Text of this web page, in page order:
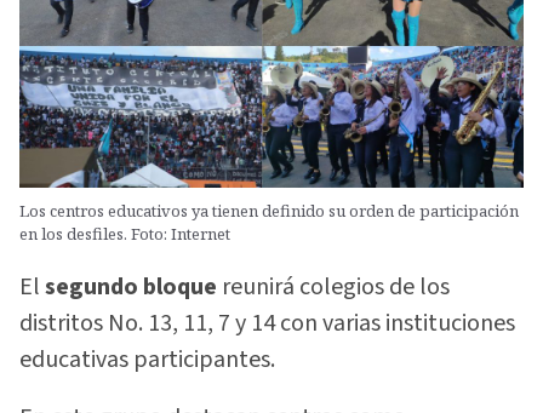
Los centros educativos ya tienen definido su orden de participación
en los desfiles. Foto: Internet
Elsegundo bloque reunirá colegios de los
distritos No. 13, 11, 7 y 14 con varias instituciones
educativas participantes.